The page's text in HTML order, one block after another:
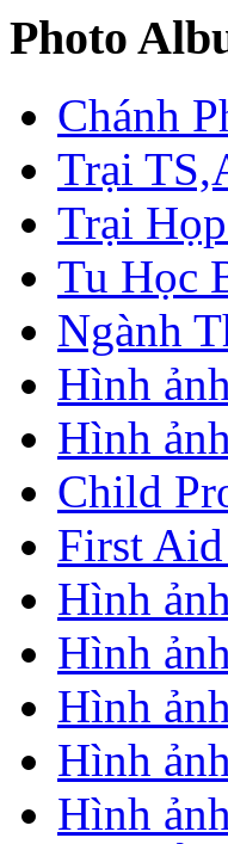
Photo
Chánh
Trại
Trại
Tu Học
Ngành
Hình
Hình
Child
First Aid
Hình
Hình
Hình
Hình
Hình